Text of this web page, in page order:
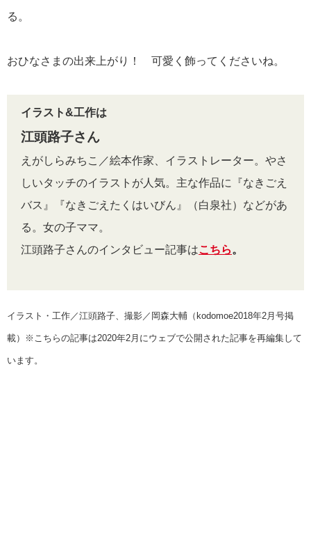
る。
おひなさまの出来上がり！ 可愛く飾ってくださいね。
イラスト&工作は
江頭路子さん
えがしらみちこ／絵本作家、イラストレーター。やさ
しいタッチのイラストが人気。主な作品に『なきごえ
バス』『なきごえたくはいびん』（白泉社）などがあ
る。女の子ママ。
江頭路子さんのインタビュー記事はこちら。
イラスト・工作／江頭路子、撮影／岡森大輔（kodomoe2018年2月号掲
載）※こちらの記事は2020年2月にウェブで公開された記事を再編集して
います。